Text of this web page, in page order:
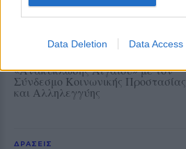
Data Deletion Data Access
ΔΡΑΣΕΙΣ
ανθρώπους που έχουν ανάγκη
«Ανακύκλωσης Αιγαίου» με τον
Σύνδεσμο Κοινωνικής Προστασίας
και Αλληλεγγύης
ΔΡΑΣΕΙΣ